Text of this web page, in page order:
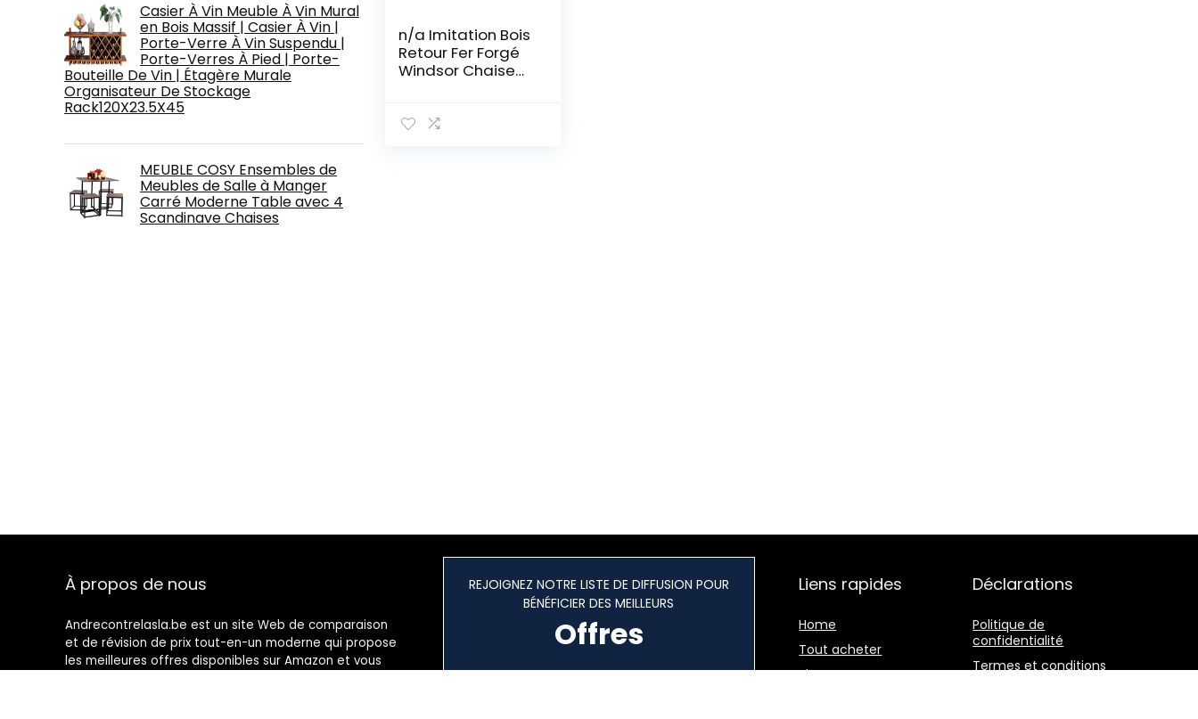
Casier À Vin Meuble À Vin Mural
en Bois Massif | Casier À Vin |
Porte-Verre À Vin Suspendu |
Porte-Verres À Pied | Porte-
Bouteille De Vin | Étagère Murale
Organisateur De Stockage
Rack120X23.5X45
MEUBLE COSY Ensembles de
Meubles de Salle à Manger
Carré Moderne Table avec 4
Scandinave Chaises
n/a Imitation Bois
Retour Fer Forgé
Windsor Chaise
Chaise Maison
À propos de nous
Andrecontrelasla.be est un site Web de comparaison
et de révision de prix tout-en-un moderne qui propose
les meilleures offres disponibles sur Amazon et vous
REJOIGNEZ NOTRE LISTE DE DIFFUSION POUR
BÉNÉFICIER DES MEILLEURS
Offres
Liens rapides
Home
Tout acheter
Blogs
Déclarations
Politique de
confidentialité
Termes et conditions